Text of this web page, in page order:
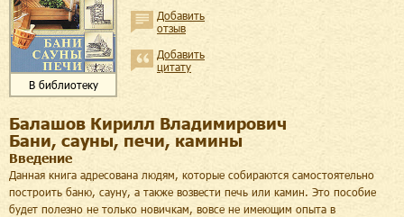
В библиотеку
Добавить
отзыв
Добавить
цитату
Балашов Кирилл Владимирович
Бани, сауны, печи, камины
Введение
Данная книга адресована людям, которые собираются самостоятельно
построить баню, сауну, а также возвести печь или камин. Это пособие
будет полезно не только новичкам, вовсе не имеющим опыта в